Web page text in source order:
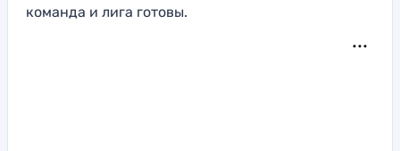
команда и лига готовы.